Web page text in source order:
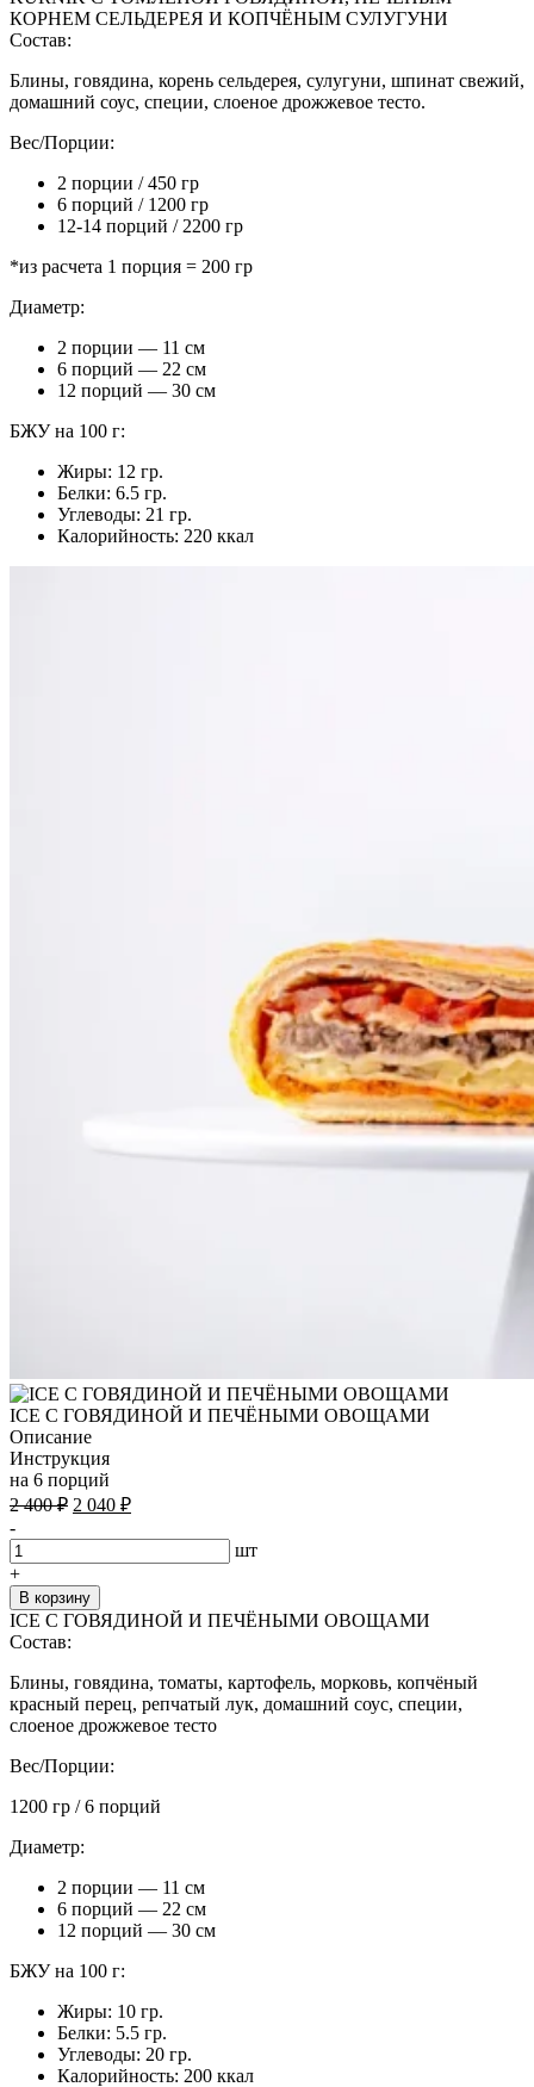
КОРНЕМ СЕЛЬДЕРЕЯ И КОПЧЁНЫМ СУЛУГУНИ
Состав:
Блины, говядина, корень сельдерея, сулугуни, шпинат свежий,
домашний соус, специи, слоеное дрожжевое тесто.
Вес/Порции:
2 порции / 450 гр
6 порций / 1200 гр
12-14 порций / 2200 гр
*из расчета 1 порция = 200 гр
Диаметр:
2 порции — 11 см
6 порций — 22 см
12 порций — 30 см
БЖУ на 100 г:
Жиры: 12 гр.
Белки: 6.5 гр.
Углеводы: 21 гр.
Калорийность: 220 ккал
ICE С ГОВЯДИНОЙ И ПЕЧЁНЫМИ ОВОЩАМИ
Описание
Инструкция
на 6 порций
2 400₽ Первоначальная
составляла
2
400 ₽.
2 040 ₽Текущая
2
040 ₽.
-
шт
+
В корзину
ICE С ГОВЯДИНОЙ И ПЕЧЁНЫМИ ОВОЩАМИ
Состав:
Блины, говядина, томаты, картофель, морковь, копчёный
красный перец, репчатый лук, домашний соус, специи,
слоеное дрожжевое тесто
Вес/Порции:
1200 гр / 6 порций
Диаметр:
2 порции — 11 см
6 порций — 22 см
12 порций — 30 см
БЖУ на 100 г:
Жиры: 10 гр.
Белки: 5.5 гр.
Углеводы: 20 гр.
Калорийность: 200 ккал